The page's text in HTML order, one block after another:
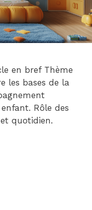
en bref Thème
les bases de la
Rôle des
quotidien.